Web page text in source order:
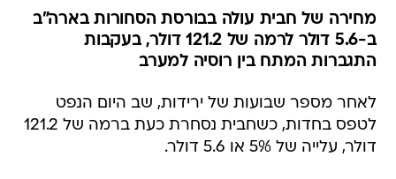
מחירה של חבית עולה בבורסת הסחורות בארה"ב
ב-5.6 דולר לרמה של 121.2 דולר, בעקבות
התגברות המתח בין רוסיה למערב
לאחר מספר שבועות של ירידות, שב היום הנפט
לטפס בחדות, כשחבית נסחרת כעת ברמה של 121.2
דולר, עלייה של 5% או 5.6 דולר.